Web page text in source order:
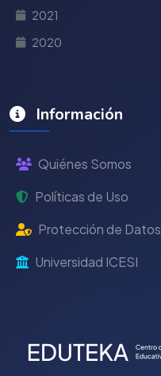
2021
2020
Información
Quiénes Somos
Políticas de Uso
Protección de Datos
Universidad ICESI